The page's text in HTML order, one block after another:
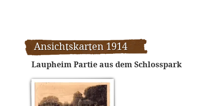
Ansichtskarten 1914
Laupheim Partie aus dem Schlosspark